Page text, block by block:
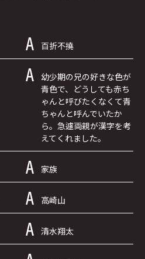
百折不撓
幼少期の兄の好きな色が
青色で、どうしても赤ち
ゃんと呼びたくなくて青
ちゃんと呼んでいたか
ら。急遽両親が漢字を考
えてくれました。
家族
高崎山
清水翔太